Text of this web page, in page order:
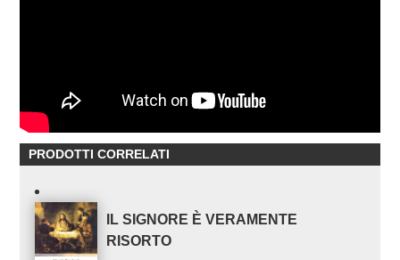
PRODOTTI CORRELATI
IL SIGNORE È VERAMENTE
RISORTO